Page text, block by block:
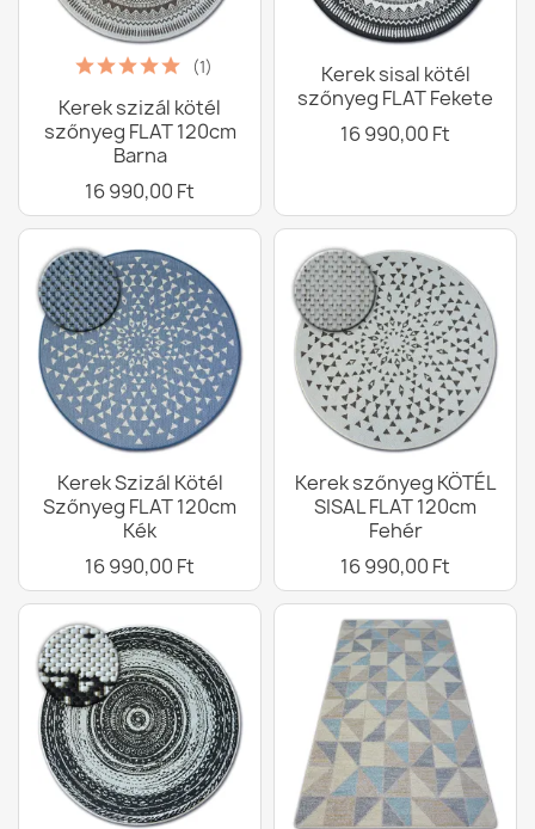
(1)
Kerek szizál kötél
szőnyeg FLAT 120cm
Barna
16 990,00 Ft
Kerek sisal kötél
szőnyeg FLAT Fekete
16 990,00 Ft
Kerek Szizál Kötél
Szőnyeg FLAT 120cm
Kék
16 990,00 Ft
Kerek szőnyeg KÖTÉL
SISAL FLAT 120cm
Fehér
16 990,00 Ft